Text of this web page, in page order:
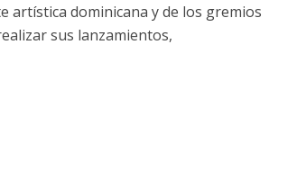
artística dominicana y de los gremios
sus lanzamientos,